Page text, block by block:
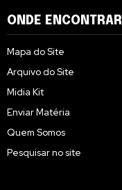
ONDE ENCONTRAR
Mapa do Site
Arquivo do Site
Midia Kit
Enviar Matéria
Quem Somos
Pesquisar no site